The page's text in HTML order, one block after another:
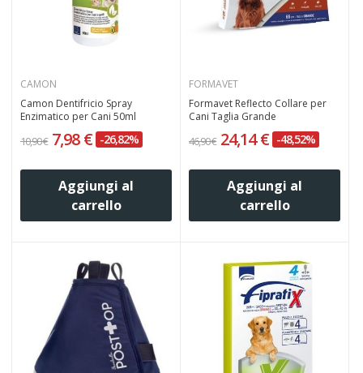
CAMON
Camon Dentifricio Spray
Enzimatico per Cani 50ml
10,90 € 7,98 € -26,82%
Aggiungi al
carrello
FORMAVET
Formavet Reflecto Collare per
Cani Taglia Grande
46,90 € 24,14 € -48,52%
Aggiungi al
carrello